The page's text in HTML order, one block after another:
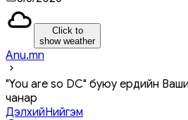
Click to
show weather
Anu.mn
"You are so DC" буюу ердийн
чанар
ДэлхийНийгэм